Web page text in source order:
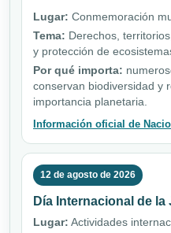
Lugar: Conmemoración
Tema: Derechos,
y protección de
Por qué importa:
conservan biodiversidad y
importancia planetaria.
Información oficial de
12 de agosto de 2026
Día Internacional de la
Lugar: Actividades